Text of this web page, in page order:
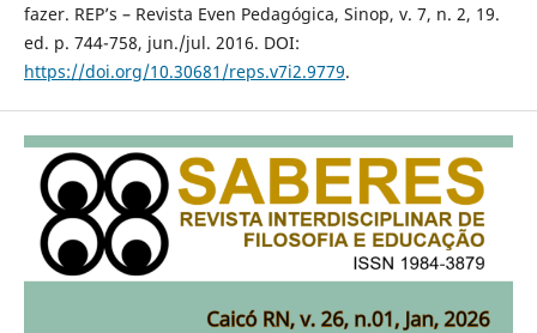
fazer. REP’s – Revista Even Pedagógica, Sinop, v. 7, n. 2, 19.
ed. p. 744-758, jun./jul. 2016. DOI:
https://doi.org/10.30681/reps.v7i2.9779.